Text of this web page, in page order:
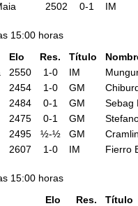
2502 0-1 IM
15:00 horas
Elo Res. Título
2550 1-0 IM
2454 1-0 GM
2484 0-1 GM
Sebag
2475 0-1 GM
2495 ½-½ GM
2607 1-0 IM Fierro
15:00 horas
Elo Res.
Título